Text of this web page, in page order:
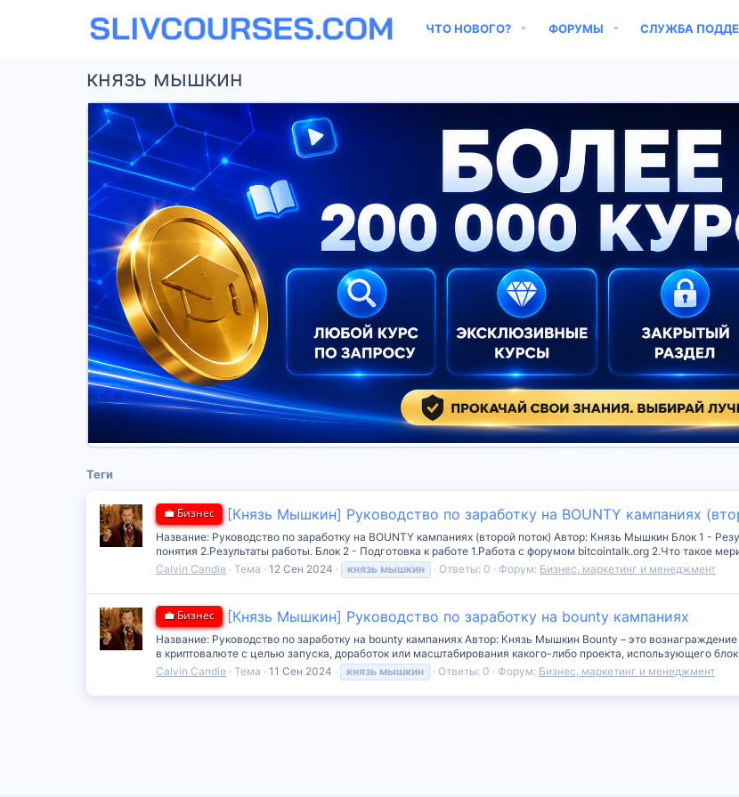
ЧТО НОВОГО? ФОРУМЫ СЛУЖБА
князь мышкин
Теги
💼 Бизнес [Князь Мышкин] Руководство по заработку на BOUNTY кампаниях
Название: Руководство по заработку на BOUNTY кампаниях (второй поток) Автор: Князь Мышкин Блок 1 -
понятия 2.Результаты работы. Блок 2 - Подготовка к работе 1.Работа с форумом bitcointalk.org 2.Что такое
Calvin Candie Тема 12 Сен 2024 князь мышкин Ответы: 0 Форум: Бизнес, маркетинг и менеджмент
💼 Бизнес [Князь Мышкин] Руководство по заработку на bounty кампаниях
Название: Руководство по заработку на bounty кампаниях Автор: Князь Мышкин Bounty – это
в криптовалюте с целью запуска, доработок или масштабирования какого-либо проекта, использующего
Calvin Candie Тема 11 Сен 2024 князь мышкин Ответы: 0 Форум: Бизнес, маркетинг и менеджмент